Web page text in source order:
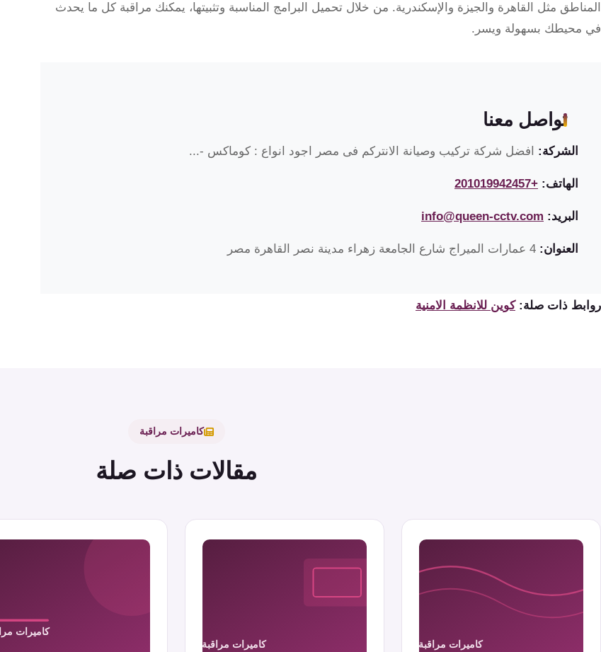
المناطق مثل القاهرة والجيزة والإسكندرية. من خلال تحميل البرامج المناسبة وتثبيتها، يمكنك مراقبة كل ما يحدث
في محيطك بسهولة ويسر.
تواصل معنا
الشركة: افضل شركة تركيب وصيانة الانتركم فى مصر اجود انواع : كوماكس -...
الهاتف: +201019942457
البريد: info@queen-cctv.com
العنوان:
روابط ذات صلة: كوين للانظمة الامنية
كاميرات مراقبة
مقالات ذات صلة